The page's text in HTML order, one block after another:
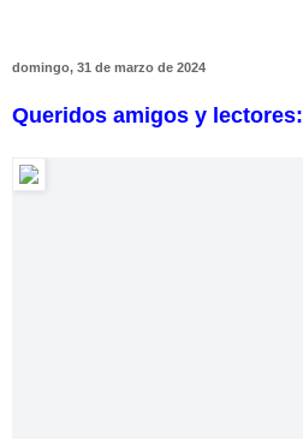
domingo, 31 de marzo de 2024
Queridos amigos y lectores: